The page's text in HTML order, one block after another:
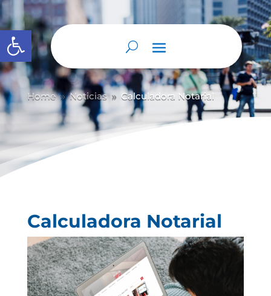
Abrir barra de herramientas
Home 9 Noticias 9 Calculadora Notarial
Calculadora Notarial